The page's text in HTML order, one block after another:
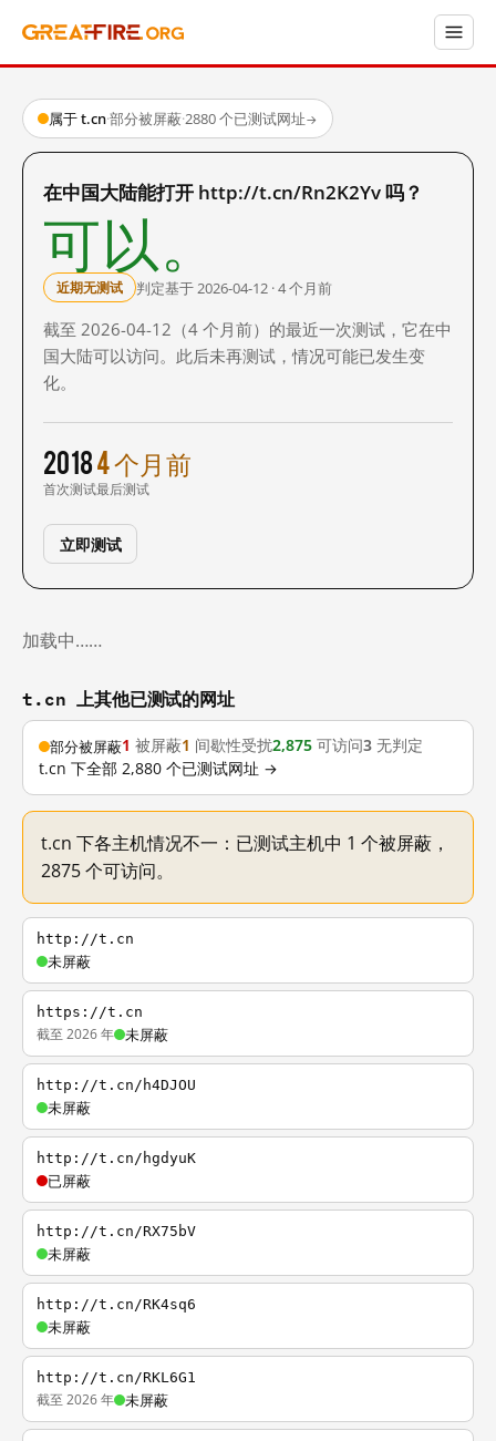
属于 t.cn·部分被屏蔽·2880 个已测试网址→
在中国大陆能打开 http://t.cn/Rn2K2Yv 吗？
可以。
近期无测试 判定基于 2026-04-12 · 4 个月前
截至 2026-04-12（4 个月前）的最近一次测试，它在中
国大陆可以访问。此后未再测试，情况可能已发生变
化。
2018
首次测试
4 个月前
最后测试
立即测试
加载中……
t.cn 上其他已测试的网址
部分被屏蔽1 被屏蔽1 间歇性受扰2,875 可访问3 无判定
t.cn 下全部 2,880 个已测试网址 →
t.cn 下各主机情况不一：已测试主机中 1 个被屏蔽，
2875 个可访问。
http://t.cn
未屏蔽
https://t.cn
截至 2026 年 未屏蔽
http://t.cn/h4DJOU
未屏蔽
http://t.cn/hgdyuK
已屏蔽
http://t.cn/RX75bV
未屏蔽
http://t.cn/RK4sq6
未屏蔽
http://t.cn/RKL6G1
截至 2026 年 未屏蔽